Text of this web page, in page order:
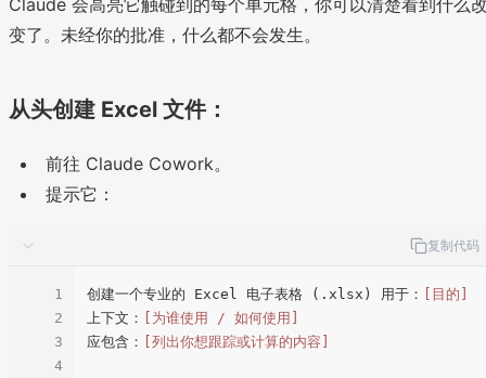
变了。未经你的批准，什么都不会发生。
从头创建 Excel 文件：
前往 Claude Cowork。
提示它：
复制代码
1
2
3
4
创建一个专业的 Excel 电子表格 (.xlsx) 用于：
[目的]
上下文：
[为谁使用 / 如何使用]
应包含：
[列出你想跟踪或计算的内容]